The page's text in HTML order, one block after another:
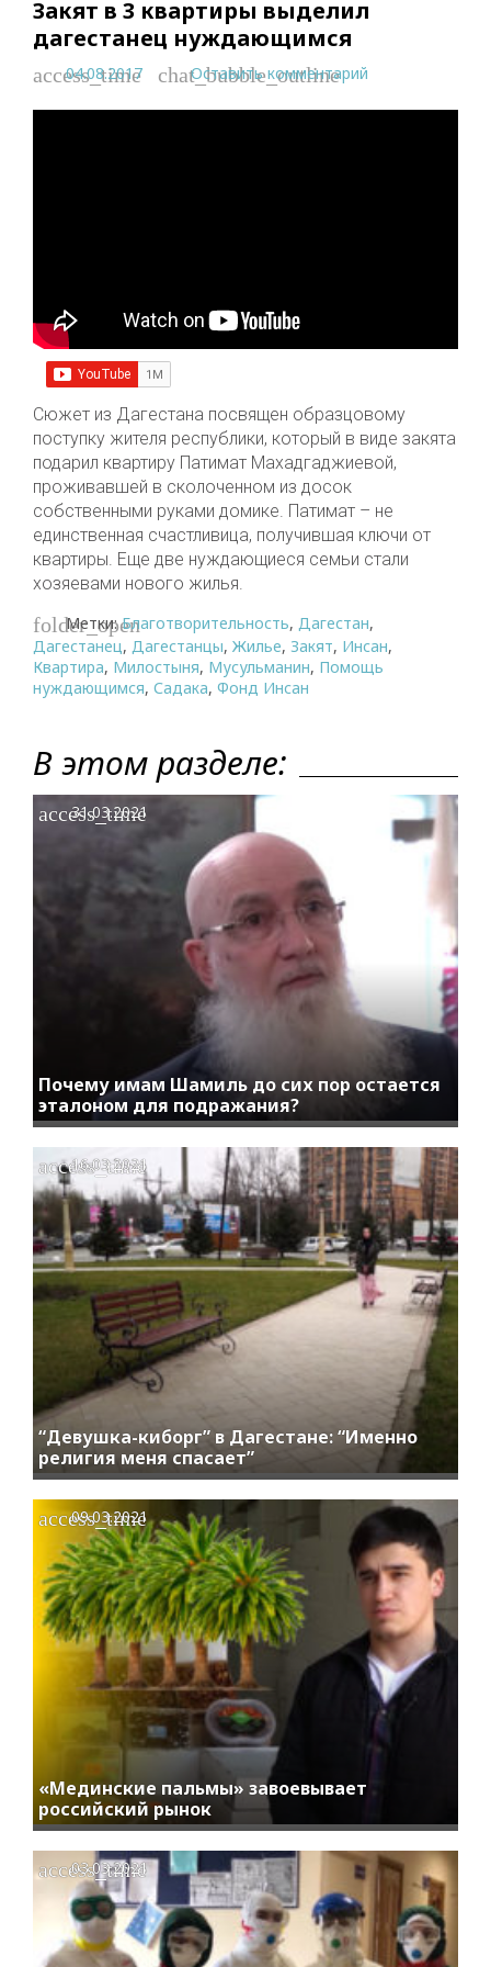
Закят в 3 квартиры выделил
дагестанец нуждающимся
access_time
04.08.2017 chat_bubble_outline
Оставить комментарий
Сюжет из Дагестана посвящен образцовому
поступку жителя республики, который в виде закята
подарил квартиру Патимат Махадгаджиевой,
проживавшей в сколоченном из досок
собственными руками домике. Патимат – не
единственная счастливица, получившая ключи от
квартиры. Еще две нуждающиеся семьи стали
хозяевами нового жилья.
folder_open
Метки:Благотворительность, Дагестан,
Дагестанец, Дагестанцы, Жилье, Закят, Инсан,
Квартира, Милостыня, Мусульманин, Помощь
нуждающимся, Садака, Фонд Инсан
В этом разделе:
Почему имам Шамиль до сих пор остается
эталоном для подражания?
access_time
31.03.2021
“Девушка-киборг” в Дагестане: “Именно
религия меня спасает”
access_time
16.03.2021
«Мединские пальмы» завоевывает
российский рынок
access_time
09.03.2021
access_time
03.03.2021